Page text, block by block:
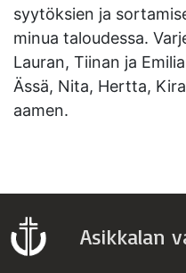
syytöksien ja
minua taloudessa.
Lauran, Tiinan ja
Ässä, Nita, Hertta,
aamen.
Asikkalan